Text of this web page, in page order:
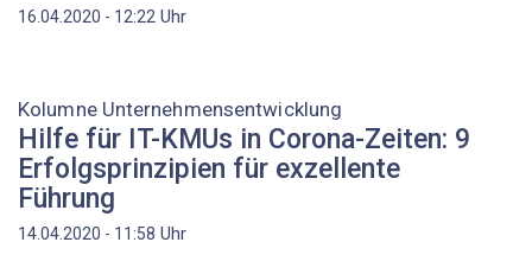
16.04.2020 - 12:22 Uhr
Kolumne Unternehmensentwicklung
Hilfe für IT-KMUs in Corona-Zeiten: 9
Erfolgsprinzipien für exzellente
Führung
14.04.2020 - 11:58 Uhr